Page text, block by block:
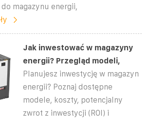
magazynu energii,
Jak inwestować w magazyny
energii? Przegląd modeli,
Planujesz inwestycję w magazyn
energii? Poznaj dostępne
modele, koszty, potencjalny
zwrot z inwestycji (ROI) i